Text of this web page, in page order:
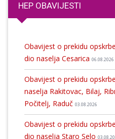
HEP OBAVIJESTI
Obavijest o prekidu
dio naselja Cesarica 06.08.2026
Obavijest o prekidu
naselja Rakitovac, Bilaj,
Počitelj, Raduč 03.08.2026
Obavijest o prekidu
dio naselja Staro Selo